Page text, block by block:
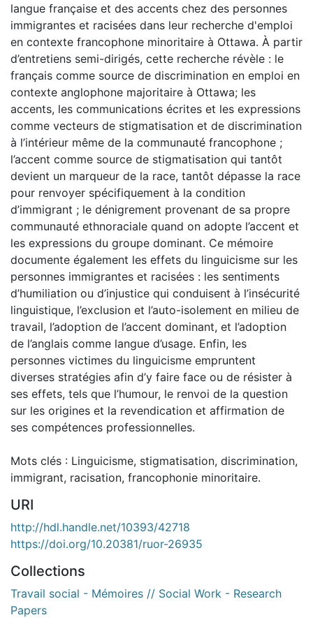
langue française et des accents chez des personnes
immigrantes et racisées dans leur recherche d'emploi
en contexte francophone minoritaire à Ottawa. À partir
d’entretiens semi-dirigés, cette recherche révèle : le
français comme source de discrimination en emploi en
contexte anglophone majoritaire à Ottawa; les
accents, les communications écrites et les expressions
comme vecteurs de stigmatisation et de discrimination
à l’intérieur même de la communauté francophone ;
l’accent comme source de stigmatisation qui tantôt
devient un marqueur de la race, tantôt dépasse la race
pour renvoyer spécifiquement à la condition
d’immigrant ; le dénigrement provenant de sa propre
communauté ethnoraciale quand on adopte l’accent et
les expressions du groupe dominant. Ce mémoire
documente également les effets du linguicisme sur les
personnes immigrantes et racisées : les sentiments
d’humiliation ou d’injustice qui conduisent à l’insécurité
linguistique, l’exclusion et l’auto-isolement en milieu de
travail, l’adoption de l’accent dominant, et l’adoption
de l’anglais comme langue d’usage. Enfin, les
personnes victimes du linguicisme empruntent
diverses stratégies afin d’y faire face ou de résister à
ses effets, tels que l’humour, le renvoi de la question
sur les origines et la revendication et affirmation de
ses compétences professionnelles.
Mots clés : Linguicisme, stigmatisation, discrimination,
immigrant, racisation, francophonie minoritaire.
URI
http://hdl.handle.net/10393/42718
https://doi.org/10.20381/ruor-26935
Collections
Travail social - Mémoires // Social Work - Research
Papers